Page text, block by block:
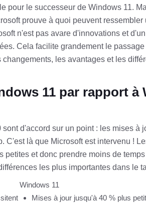
pour le successeur de Windows 11.
prouve à quoi peuvent ressembler
n'est pas avare d'innovations et
Cela facilite grandement le
les avantages et les
11 par rapport à
d'accord sur un point : les mises à
C'est là que Microsoft est intervenu !
et donc prendre moins de
les plus importantes dans le
Windows 11
Mises à jour jusqu'à 40 % plus